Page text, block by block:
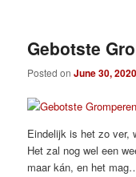
Gebotste
Posted onJune 30, 2020
Eindelijk is het zo ver,
Het zal nog wel een
maar kán, en het